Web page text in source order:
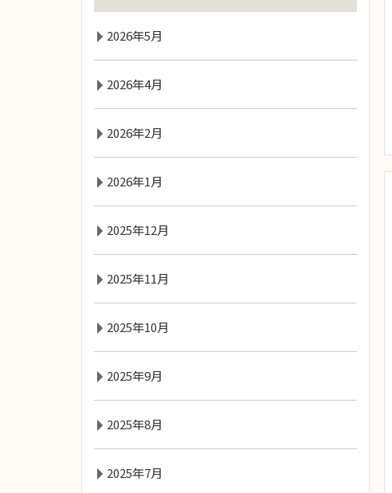
2026年5月
2026年4月
2026年2月
2026年1月
2025年12月
2025年11月
2025年10月
2025年9月
2025年8月
2025年7月